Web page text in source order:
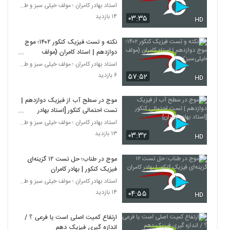
۰۳:۳۵ HD
استاد بهادر کامران ؛ مولف خیلی سبز و طراح قلم چی
۱۴ بازدید
۵۷:۵۲ HD
نکته و تست فیزیک کنکور ۱۴۰۲؛ موج
دوازدهم | استاد کامران (مولف
خیلی‌سبز)
استاد بهادر کامران ؛ مولف خیلی سبز و طراح قلم چی
۶ بازدید
۰۳:۳۲ HD
موج در سطح آب از فیزیک دوازدهم |
تست احتمالی کنکور [استاد بهادر
کامران]
استاد بهادر کامران ؛ مولف خیلی سبز و طراح قلم چی
۱۳ بازدید
۰۴:۵۵ HD
موج در طناب؛ حل تست ۱۲ گزینه‌ای
فیزیک کنکور | بهادر کامران
استاد بهادر کامران ؛ مولف خیلی سبز و طراح قلم چی
۱۴ بازدید
ارتفاع کمیت اصلی است یا فرعی ؟ /
اندازه گیری فیزیک دهم